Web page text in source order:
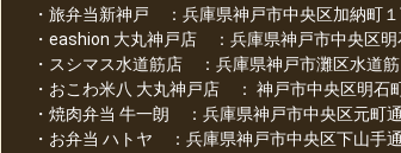
・旅弁当新神戸 ：兵庫県神戸市中央区加納町１
・eashion 大丸神戸店 ：兵庫県神戸市中央区明
・スシマス水道筋店 ：兵庫県神戸市灘区水道
・おこわ米八 大丸神戸店 ： 神戸市中央区明石
・焼肉弁当 牛一朗 ：兵庫県神戸市中央区元町
・お弁当 ハトヤ ：兵庫県神戸市中央区下山手